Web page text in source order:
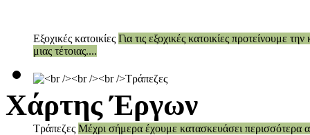
Εξοχικές κατοικίες Για τις εξοχικές κατοικίες προτείνουμε
μιας τέτοιας....
Τράπεζες Μέχρι σήμερα έχουμε κατασκευάσει
Χάρτης Έργων